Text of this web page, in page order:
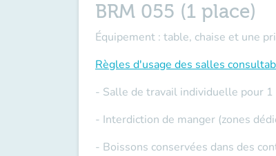
BRM 055 (1 place)
Équipement : table, chaise et une
Règles d'usage des salles
- Salle de travail individuelle pour
- Interdiction de manger (zones
- Boissons conservées dans des